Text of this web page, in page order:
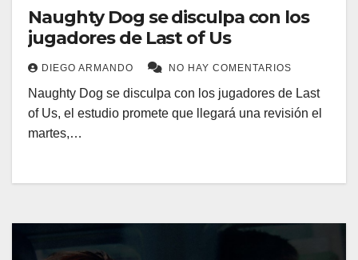
Naughty Dog se disculpa con los
jugadores de Last of Us
DIEGO ARMANDO NO HAY COMENTARIOS
Naughty Dog se disculpa con los jugadores de Last
of Us, el estudio promete que llegará una revisión el
martes,…